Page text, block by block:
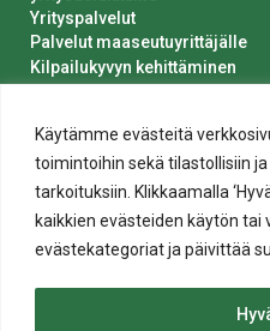
Käytämme evästeitä
toimintoihin sekä tilastollisiin
tarkoituksiin. Klikkaamalla
kaikkien evästeiden käytön tai
evästekategoriat ja päivittää
Yrityspalvelut
Palvelut maaseutuyrittäjälle
Kilpailukyvyn kehittäminen